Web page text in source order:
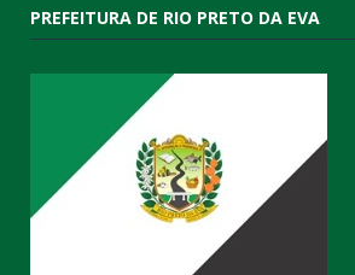
PREFEITURA DE RIO PRETO DA EVA